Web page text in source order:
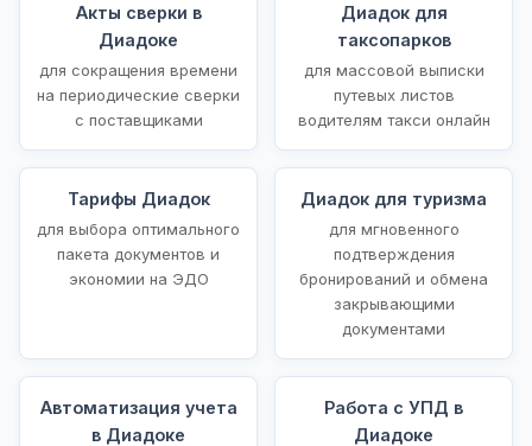
Акты сверки в
Диадоке
для сокращения времени
на периодические сверки
с поставщиками
Диадок для
таксопарков
для массовой выписки
путевых листов
водителям такси онлайн
Тарифы Диадок
для выбора оптимального
пакета документов и
экономии на ЭДО
Диадок для туризма
для мгновенного
подтверждения
бронирований и обмена
закрывающими
документами
Автоматизация учета
в Диадоке
Работа с УПД в
Диадоке